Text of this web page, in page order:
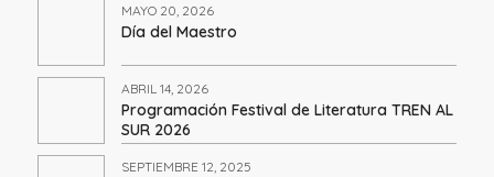
MAYO 20, 2026
Día del Maestro
ABRIL 14, 2026
Programación Festival de Literatura TREN AL
SUR 2026
SEPTIEMBRE 12, 2025